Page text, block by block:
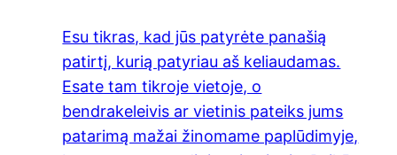
Esu tikras, kad jūs patyrėte panašią
patirtį, kurią patyriau aš keliaudamas.
Esate tam tikroje vietoje, o
bendrakeleivis ar vietinis pateiks jums
patarimą mažai žinomame paplūdimyje,